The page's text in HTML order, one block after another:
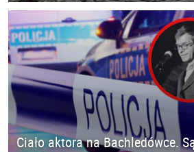
Ciało aktora na Bachledówce.